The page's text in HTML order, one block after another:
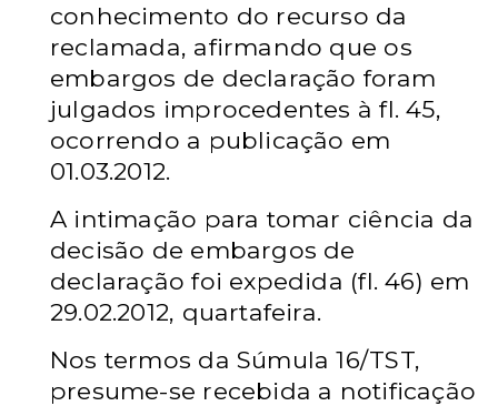
conhecimento do recurso da
reclamada, afirmando que os
embargos de declaração foram
julgados improcedentes à fl. 45,
ocorrendo a publicação em
01.03.2012.
A intimação para tomar ciência da
decisão de embargos de
declaração foi expedida (fl. 46) em
29.02.2012, quartafeira.
Nos termos da Súmula 16/TST,
presume-se recebida a notificação